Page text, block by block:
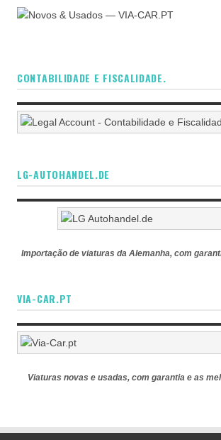
CONTABILIDADE E FISCALIDADE.
LG-AUTOHANDEL.DE
Importação de viaturas da Alemanha, com
VIA-CAR.PT
Viaturas novas e usadas, com garantia e as